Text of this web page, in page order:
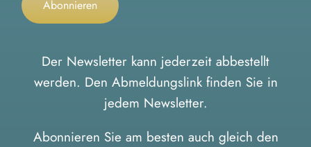
Der Newsletter kann jederzeit abbestellt
werden. Den Abmeldungslink finden Sie in
jedem Newsletter.
Abonnieren Sie am besten auch gleich den